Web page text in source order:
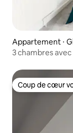
Appartement ⋅
3 chambres
Coup de cœur
Coup de cœur